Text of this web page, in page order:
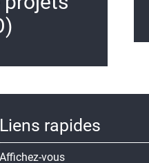
Liens rapides
Affichez-vous